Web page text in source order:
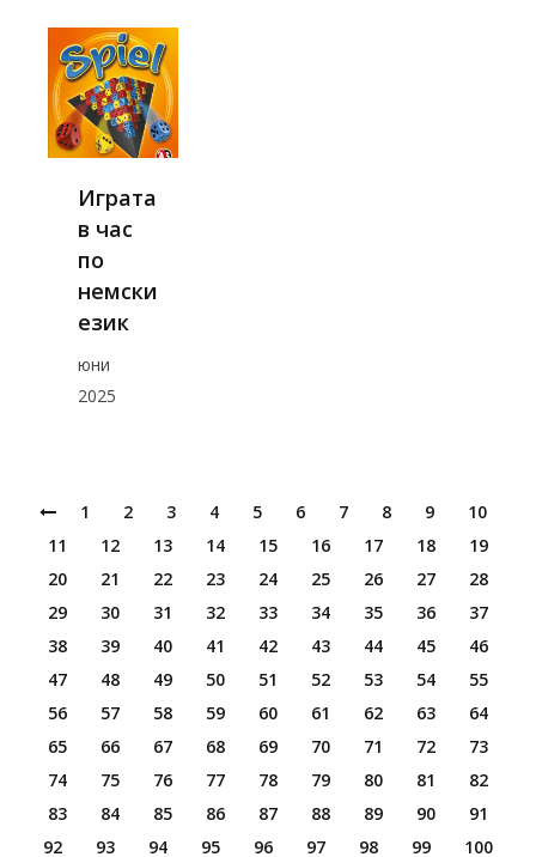
Играта
в час
по
немски
език
юни
2025
1 2 3 4 5 6 7 8 9
10
11
12 13 14 15 16 17 18
19
20
21 22 23 24 25 26 27
28
29
30 31 32 33 34 35 36
37
38
39 40 41 42 43 44 45
46
47
48 49 50 51 52 53 54
55
56
57 58 59 60 61 62 63
64
65
66 67 68 69 70 71 72
73
74
75 76 77 78 79 80 81
82
83
84 85 86 87 88 89 90
91
92
93 94 95 96 97 98 99
100